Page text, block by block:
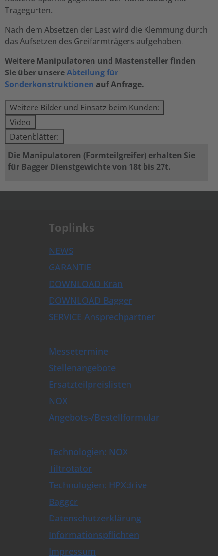
Tragegurten.
Nach dem Absetzen der Last wird die Klemmung durch
das Aufsetzen des Greifarmträgers aufgehoben.
Weitere Manipulatoren und Mastensteller finden
Sie über unsereAbteilung für
Sonderkonstruktionen auf Anfrage.
Weitere Bilder und Einsatz beim Kunden:
Video
Datenblätter:
Die Manipulatoren (Formteilgreifer) erhalten Sie
für Bagger Dienstgewichte von 18t bis 27t.
Toplinks
NEWS
GARANTIE
DOWNLOAD Kran
DOWNLOAD Bagger
SERVICE Ansprechpartner
Messetermine
Stellenangebote
Ersatzteilpreislisten
NOX
Angebots-/Bestellformular
Technologien: NOX
Tiltrotator
Technologien: HPXdrive
Bagger
Datenschutzerklärung
Informationspflichten
Impressum